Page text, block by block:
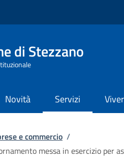
di Stezzano
Novità Servizi
e commercio /
messa in esercizio per